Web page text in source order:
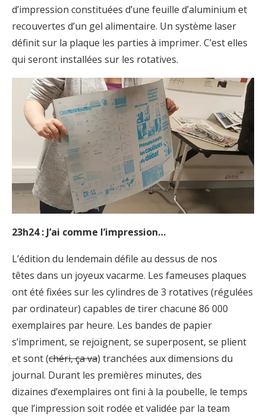
d’impression constituées d’une feuille d’aluminium et
recouvertes d’un gel alimentaire. Un système laser
définit sur la plaque les parties à imprimer. C’est elles
qui seront installées sur les rotatives.
23h24 : J’ai comme l’impression…
L’édition du lendemain défile au dessus de nos
têtes dans un joyeux vacarme. Les fameuses plaques
ont été fixées sur les cylindres de 3 rotatives (régulées
par ordinateur) capables de tirer chacune 86 000
exemplaires par heure. Les bandes de papier
s’impriment, se rejoignent, se superposent, se plient
et sont (chéri, ça va) tranchées aux dimensions du
journal. Durant les premières minutes, des
dizaines d’exemplaires ont fini à la poubelle, le temps
que l’impression soit rodée et validée par la team